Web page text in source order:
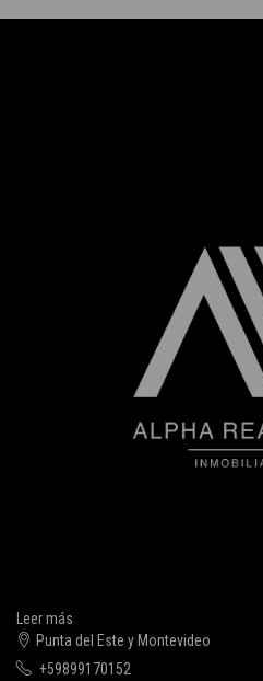
Leer más
Punta del Este y Montevideo
+59899170152